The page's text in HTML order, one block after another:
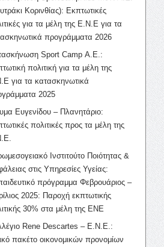
Κορινθίας): Εκπτωτικές
για τα μέλη της Ε.Ν.Ε για τα
προγράμματα 2026
Sport Camp Α.Ε.:
πολιτική για τα μέλη της
για τα κατασκηνωτικά
2025
Ευγενίδου – Πλανητάριο:
πολιτικές προς τα μέλη της
Ινστιτούτο Ποιότητας &
στις Υπηρεσίες Υγείας:
πρόγραμμα Φεβρουάριος –
2025: Παροχή εκπτωτικής
30% στα μέλη της ΕΝΕ
Rene Descartes – Ε.Ν.Ε.:
πακέτο οικονομικών προνομίων